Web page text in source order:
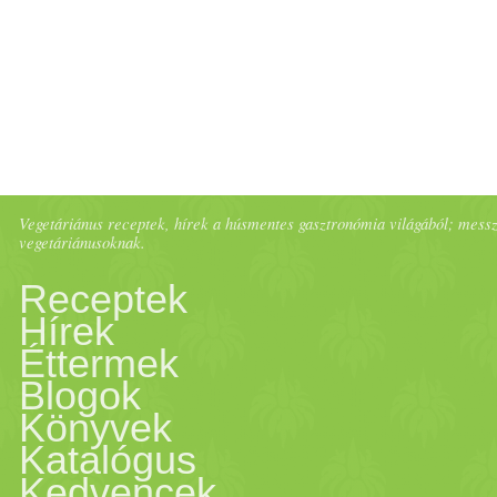
újhagymameg egy kis
más
zöldség
húst vagy halat is adhatunk
készítette). Ami a dolog
Ebbe mártogattuk a félbe
Vegetáriánus receptek, hírek a húsmentes gasztronómia világából;
vegetáriánusoknak.
Receptek
Hírek
Éttermek
Blogok
Könyvek
Katalógus